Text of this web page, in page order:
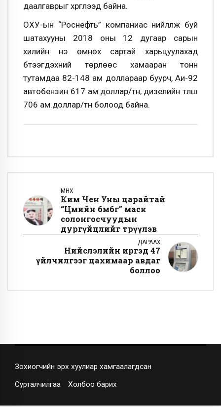
даалгаврыг хүргүүлээд байна.
ОХУ-ын “Роснефть” компаниас нийлүүлж буй
шатахууны 2018 оны 12 дугаар сарын
хилийн үнэ өмнөх сартай харьцуулахад
бүтээгдэхүүний төрлөөс хамааран тонн
тутамдаа 82-148 ам доллараар буурч, Аи-92
автобензин 617 ам.доллар/тн, дизелийн түлш
706 ам.доллар/тн болоод байна.
ӨМНӨХ
Ким Чен Уны царайтай
“Цөмийн бөмбөг” маск
солонгосчуудын
дургүйцлийг төрүүлэв
ДАРААХ
Нийслэлийн иргэд 47
үйлчилгээг цахимаар авдаг
боллоо
Зохиогчийн эрх хуулиар хамгаалагдсан
Сурталчилгаа Холбоо барих